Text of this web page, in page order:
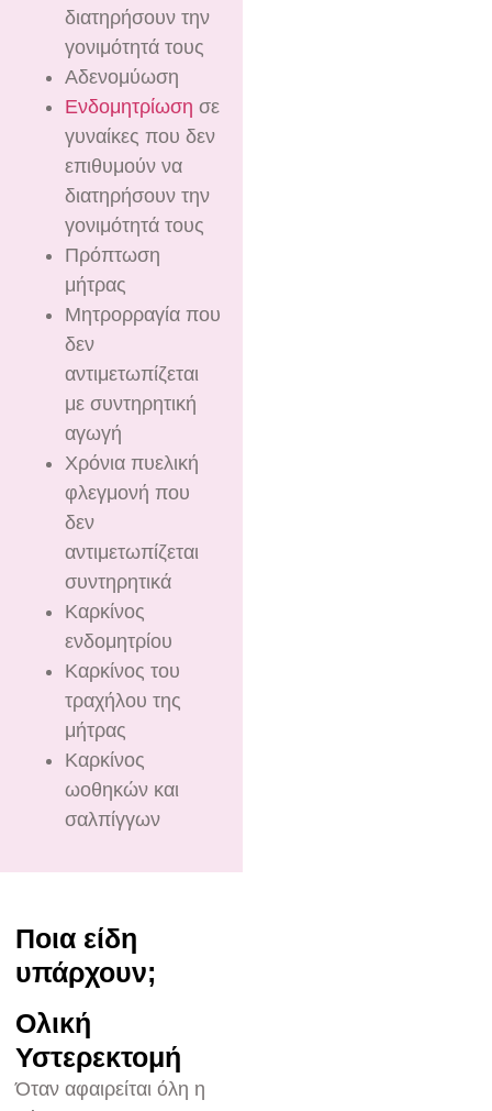
διατηρήσουν την
γονιμότητά τους
Αδενομύωση
Ενδομητρίωση σε
γυναίκες που δεν
επιθυμούν να
διατηρήσουν την
γονιμότητά τους
Πρόπτωση
μήτρας
Μητρορραγία που
δεν
αντιμετωπίζεται
με συντηρητική
αγωγή
Χρόνια πυελική
φλεγμονή που
δεν
αντιμετωπίζεται
συντηρητικά
Καρκίνος
ενδομητρίου
Καρκίνος του
τραχήλου της
μήτρας
Καρκίνος
ωοθηκών και
σαλπίγγων
Ποια είδη
υπάρχουν;
Ολική
Υστερεκτομή
Όταν αφαιρείται όλη η